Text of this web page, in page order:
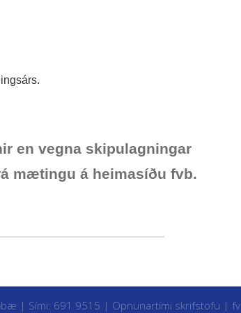
en vegna skipulagningar
mætingu á heimasíðu fvb.
| Sími: 691 9515 | Opnunartími skrifstofu |